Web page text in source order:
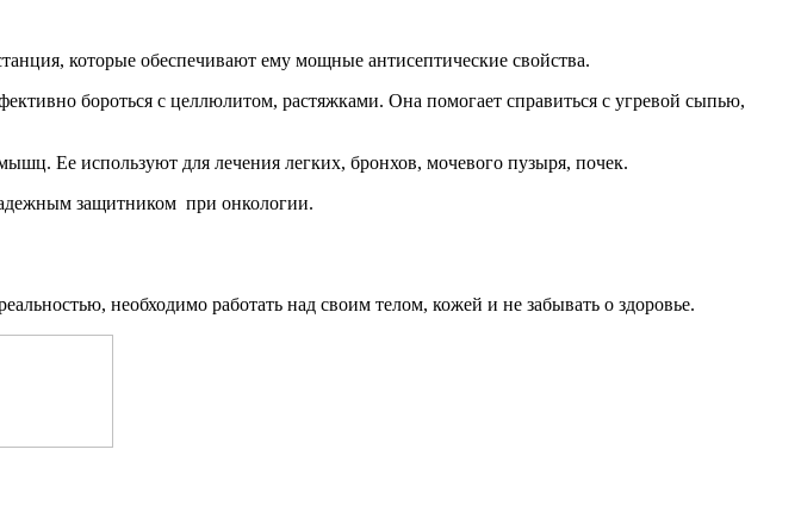
которые обеспечивают ему мощные антисептические свойства.
бороться с целлюлитом, растяжками. Она помогает справиться с угревой сыпью,
Ее используют для лечения легких, бронхов, мочевого пузыря, почек.
защитником при онкологии.
необходимо работать над своим телом, кожей и не забывать о здоровье.